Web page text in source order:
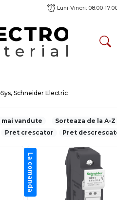
Luni-Vineri: 08:00-
Schneider Electric
mai vandute
Sorteaza de la A-Z
Pret crescator Pret
La comanda